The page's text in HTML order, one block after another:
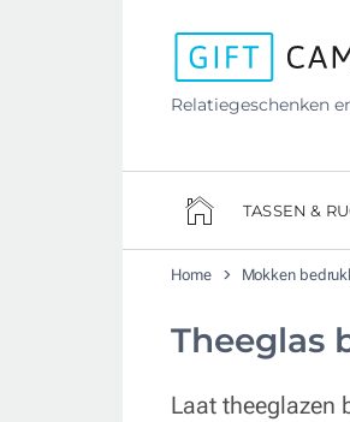
Relatiegeschenken
TASSEN &
Home Mokken
Theeglas
Laat theeglazen